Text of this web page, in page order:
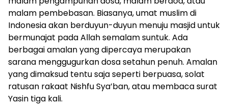
malam pembebasan. Biasanya, umat muslim di
Indonesia akan berduyun-duyun menuju masjid untuk
bermunajat pada Allah semalam suntuk. Ada
berbagai amalan yang dipercaya merupakan
sarana menggugurkan dosa setahun penuh. Amalan
yang dimaksud tentu saja seperti berpuasa, solat
ratusan rakaat Nishfu Sya’ban, atau membaca surat
Yasin tiga kali.